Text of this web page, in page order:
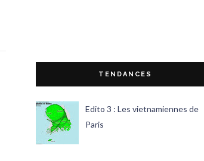
TENDANCES
Edito 3 : Les vietnamiennes de
Paris